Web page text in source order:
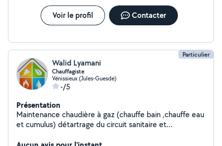
Voir le profil Contacter
Particulier
Walid Lyamani
Chauffagiste
Vénissieux (Jules-Guesde)
-/5
Présentation
Maintenance chaudière à gaz (chauffe bain ,chauffe eau
et cumulus) détartrage du circuit sanitaire et